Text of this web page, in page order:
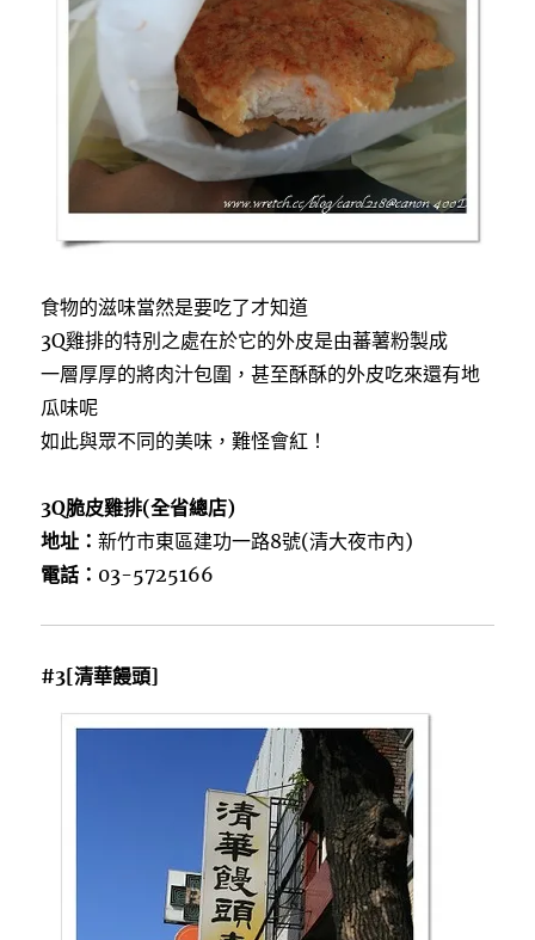
食物的滋味當然是要吃了才知道
3Q雞排的特別之處在於它的外皮是由蕃薯粉製成
一層厚厚的將肉汁包圍，甚至酥酥的外皮吃來還有地
瓜味呢
如此與眾不同的美味，難怪會紅！
3Q脆皮雞排(全省總店)
地址：新竹市東區建功一路8號(清大夜市內)
電話： 03-5725166
#3[清華饅頭]